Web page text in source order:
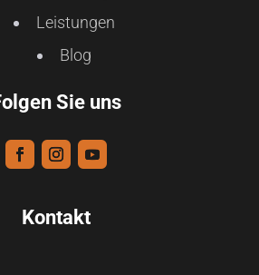
Leistungen
Blog
Sie uns
Kontakt